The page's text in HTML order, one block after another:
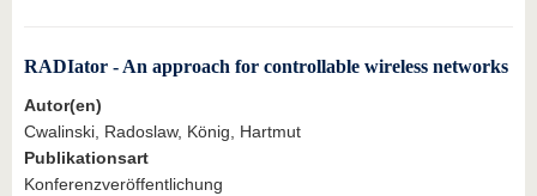
RADIator - An approach for controllable wireless networks
Autor(en)
Cwalinski, Radoslaw, König, Hartmut
Publikationsart
Konferenzveröffentlichung